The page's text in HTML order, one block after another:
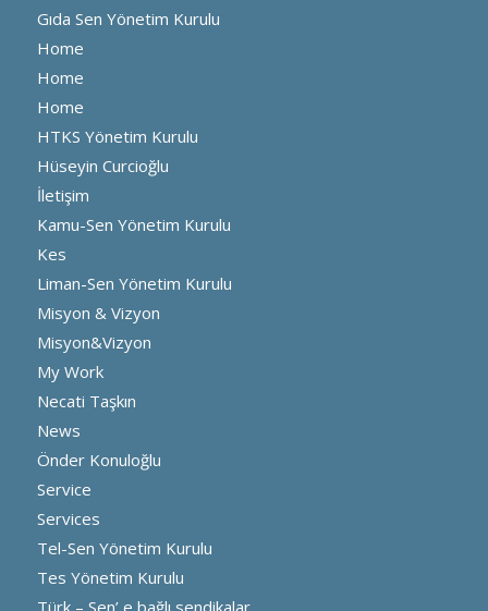
Gıda Sen Yönetim Kurulu
Home
Home
Home
HTKS Yönetim Kurulu
Hüseyin Curcioğlu
İletişim
Kamu-Sen Yönetim Kurulu
Kes
Liman-Sen Yönetim Kurulu
Misyon & Vizyon
Misyon&Vizyon
My Work
Necati Taşkın
News
Önder Konuloğlu
Service
Services
Tel-Sen Yönetim Kurulu
Tes Yönetim Kurulu
Türk – Sen’ e bağlı sendikalar